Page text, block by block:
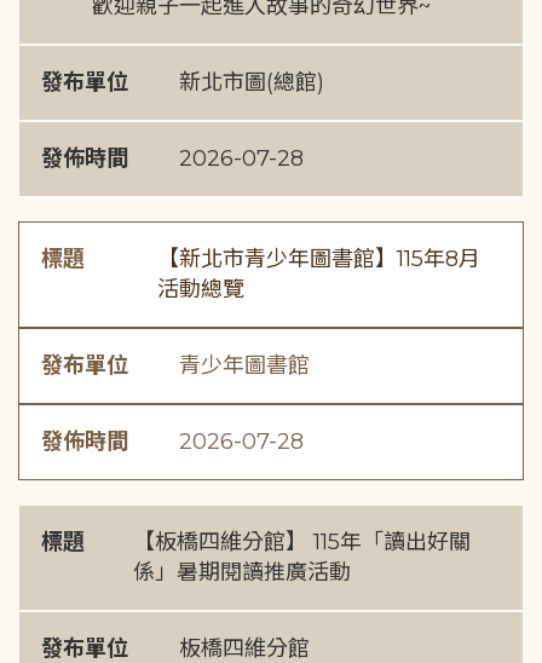
歡迎親子一起進入故事的奇幻世界~
發布單位 新北市圖(總館)
發佈時間 2026-07-28
標題
【新北市青少年圖書館】115年8月
活動總覽
發布單位 青少年圖書館
發佈時間 2026-07-28
標題
【板橋四維分館】 115年「讀出好關
係」暑期閱讀推廣活動
發布單位 板橋四維分館